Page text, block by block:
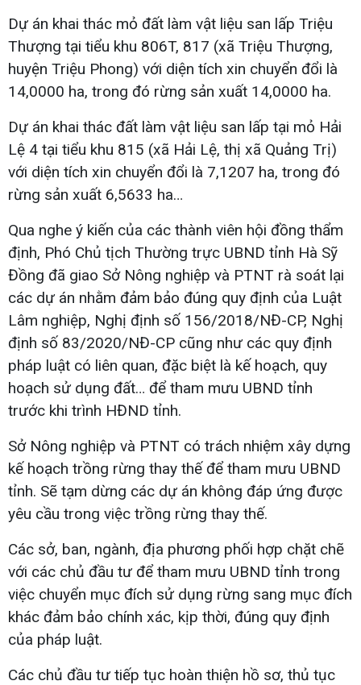
Dự án khai thác mỏ đất làm vật liệu san lấp Triệu
Thượng tại tiểu khu 806T, 817 (xã Triệu Thượng,
huyện Triệu Phong) với diện tích xin chuyển đổi là
14,0000 ha, trong đó rừng sản xuất 14,0000 ha.
Dự án khai thác đất làm vật liệu san lấp tại mỏ Hải
Lệ 4 tại tiểu khu 815 (xã Hải Lệ, thị xã Quảng Trị)
với diện tích xin chuyển đổi là 7,1207 ha, trong đó
rừng sản xuất 6,5633 ha…
Qua nghe ý kiến của các thành viên hội đồng thẩm
định, Phó Chủ tịch Thường trực UBND tỉnh Hà Sỹ
Đồng đã giao Sở Nông nghiệp và PTNT rà soát lại
các dự án nhằm đảm bảo đúng quy định của Luật
Lâm nghiệp, Nghị định số 156/2018/NĐ-CP, Nghị
định số 83/2020/NĐ-CP cũng như các quy định
pháp luật có liên quan, đặc biệt là kế hoạch, quy
hoạch sử dụng đất… để tham mưu UBND tỉnh
trước khi trình HĐND tỉnh.
Sở Nông nghiệp và PTNT có trách nhiệm xây dựng
kế hoạch trồng rừng thay thế để tham mưu UBND
tỉnh. Sẽ tạm dừng các dự án không đáp ứng được
yêu cầu trong việc trồng rừng thay thế.
Các sở, ban, ngành, địa phương phối hợp chặt chẽ
với các chủ đầu tư để tham mưu UBND tỉnh trong
việc chuyển mục đích sử dụng rừng sang mục đích
khác đảm bảo chính xác, kịp thời, đúng quy định
của pháp luật.
Các chủ đầu tư tiếp tục hoàn thiện hồ sơ, thủ tục